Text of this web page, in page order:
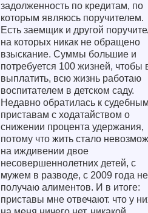
задолженность по кредитам, по
которым являюсь поручителем.
Есть заемщик и другой
на которых никак не обращено
взыскание. Суммы большие и
потребуется 100 жизней, чтобы
выплатить, всю жизнь работаю
воспитателем в детском саду.
Недавно обратилась к
приставам с ходатайством о
снижении процента удержания,
потому что жить стало
на иждивении двое
несовершеннолетних детей, с
мужем в разводе, с 2009 года не
получаю алиментов. И в итоге:
приставы мне отвечают. что у